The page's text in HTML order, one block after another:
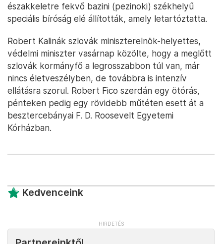
északkeletre fekvő bazini (pezinoki) székhelyű
speciális bíróság elé állították, amely letartóztatta.
Robert Kalinák szlovák miniszterelnök-helyettes,
védelmi miniszter vasárnap közölte, hogy a meglőtt
szlovák kormányfő a legrosszabbon túl van, már
nincs életveszélyben, de továbbra is intenzív
ellátásra szorul. Robert Fico szerdán egy ötórás,
pénteken pedig egy rövidebb műtéten esett át a
besztercebányai F. D. Roosevelt Egyetemi
Kórházban.
Kedvenceink